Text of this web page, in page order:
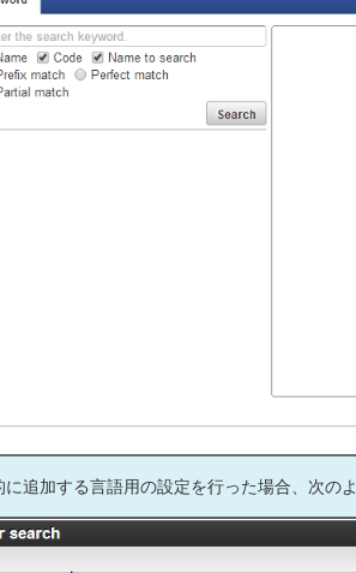
に追加する言語用の設定を行った場合、次の